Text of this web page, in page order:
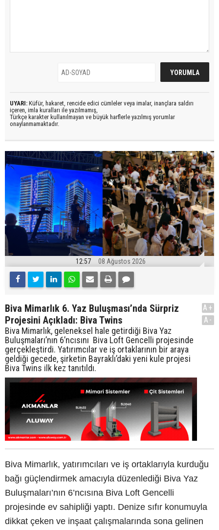
UYARI: Küfür, hakaret, rencide edici cümleler veya imalar, inançlara saldırı
içeren, imla kuralları ile yazılmamış,
Türkçe karakter kullanılmayan ve büyük harflerle yazılmış yorumlar
onaylanmamaktadır.
12:57 08 Ağustos 2026
Biva Mimarlık 6. Yaz Buluşması’nda Sürpriz
Projesini Açıkladı: Biva Twins
Biva Mimarlık, geleneksel hale getirdiği Biva Yaz
Buluşmaları’nın 6’ncısını Biva Loft Gencelli projesinde
gerçekleştirdi. Yatırımcılar ve iş ortaklarının bir araya
geldiği gecede, şirketin Bayraklı’daki yeni kule projesi
Biva Twins ilk kez tanıtıldı.
A+
A-
Biva Mimarlık, yatırımcıları ve iş ortaklarıyla kurduğu
bağı güçlendirmek amacıyla düzenlediği Biva Yaz
Buluşmaları’nın 6’ncısına Biva Loft Gencelli
projesinde ev sahipliği yaptı. Denize sıfır konumuyla
dikkat çeken ve inşaat çalışmalarında sona gelinen